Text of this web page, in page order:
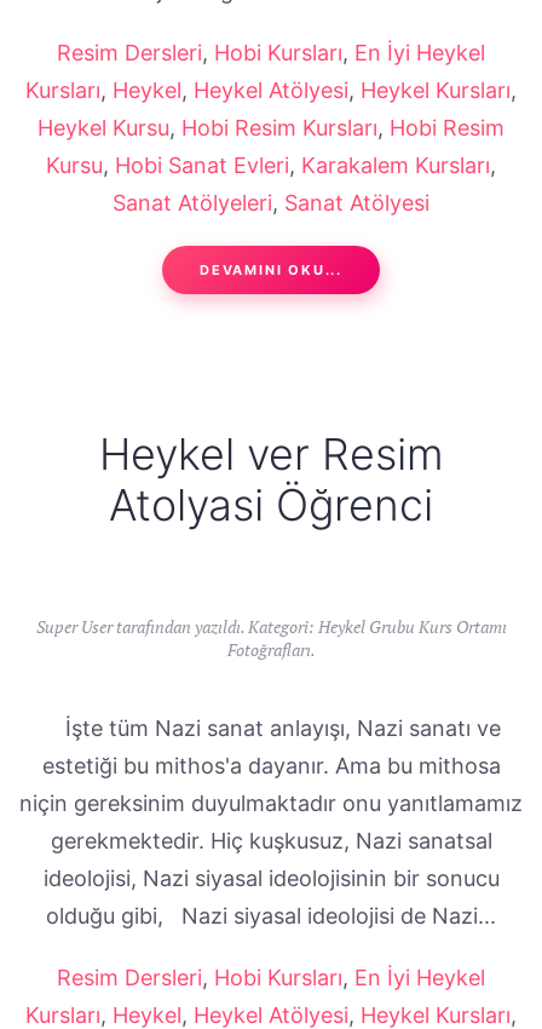
Resim Dersleri, Hobi Kursları, En İyi Heykel
Kursları, Heykel, Heykel Atölyesi, Heykel Kursları,
Heykel Kursu, Hobi Resim Kursları, Hobi Resim
Kursu, Hobi Sanat Evleri, Karakalem Kursları,
Sanat Atölyeleri, Sanat Atölyesi
DEVAMINI OKU...
Heykel ver Resim
Atolyasi Öğrenci
Super User tarafından yazıldı. Kategori: Heykel Grubu Kurs Ortamı
Fotoğrafları.
İşte tüm Nazi sanat anlayışı, Nazi sanatı ve
estetiği bu mithos'a dayanır. Ama bu mithosa
niçin gereksinim duyulmaktadır onu yanıtlamamız
gerekmektedir. Hiç kuşkusuz, Nazi sanatsal
ideolojisi, Nazi siyasal ideolojisinin bir sonucu
olduğu gibi, Nazi siyasal ideolojisi de Nazi...
Resim Dersleri, Hobi Kursları, En İyi Heykel
Kursları, Heykel, Heykel Atölyesi, Heykel Kursları,